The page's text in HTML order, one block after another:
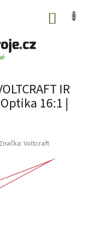
IR
16:1 |
Značka: Voltcraft